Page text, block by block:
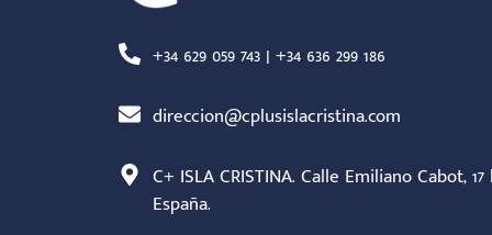
+34 629 059 743 | +34 636 299 186
direccion@cplusislacristina.com
C+ ISLA CRISTINA. Calle Emiliano Cabot,
España.